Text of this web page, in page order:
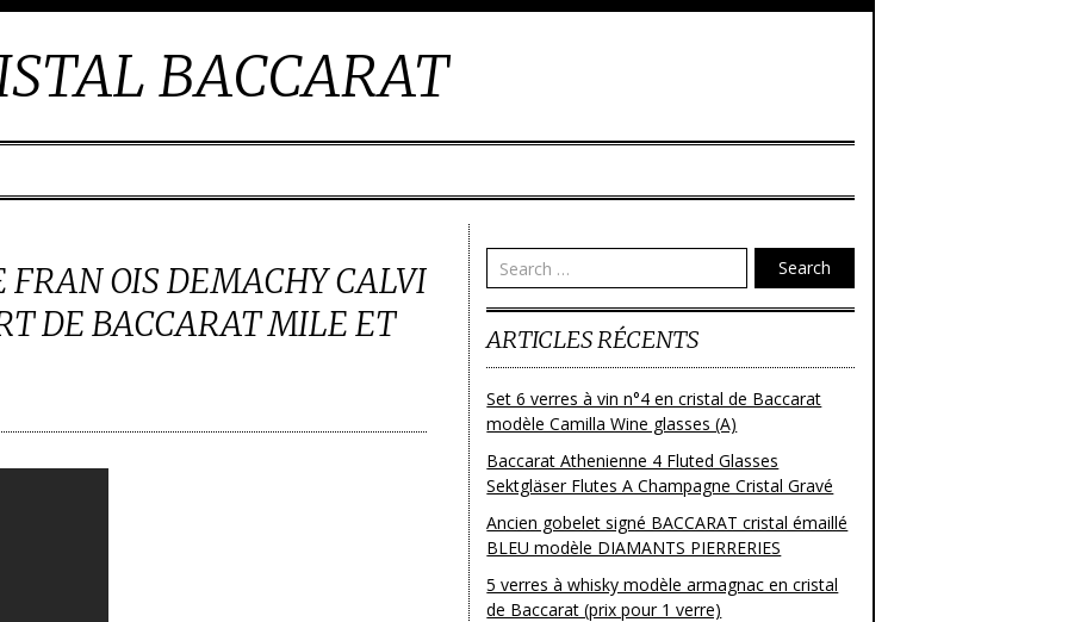
BACCARAT
FRAN OIS DEMACHY CALVI
DE BACCARAT MILE ET
Search
ARTICLES RÉCENTS
Set 6 verres à vin n°4 en cristal de Baccarat
modèle Camilla Wine glasses (A)
Baccarat Athenienne 4 Fluted Glasses
Sektgläser Flutes A Champagne Cristal Gravé
Ancien gobelet signé BACCARAT cristal émaillé
BLEU modèle DIAMANTS PIERRERIES
5 verres à whisky modèle armagnac en cristal
de Baccarat (prix pour 1 verre)